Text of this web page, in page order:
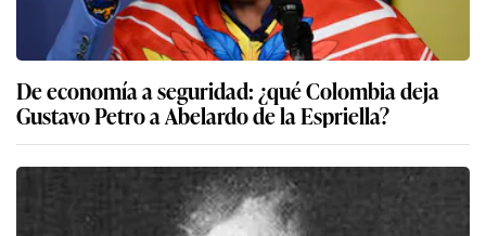
De economía a seguridad: ¿qué Colombia deja
Gustavo Petro a Abelardo de la Espriella?